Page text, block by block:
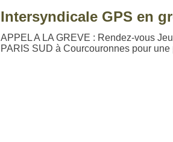
Intersyndicale GPS en
APPEL A LA GREVE : Rendez-vous
PARIS SUD à Courcouronnes pour